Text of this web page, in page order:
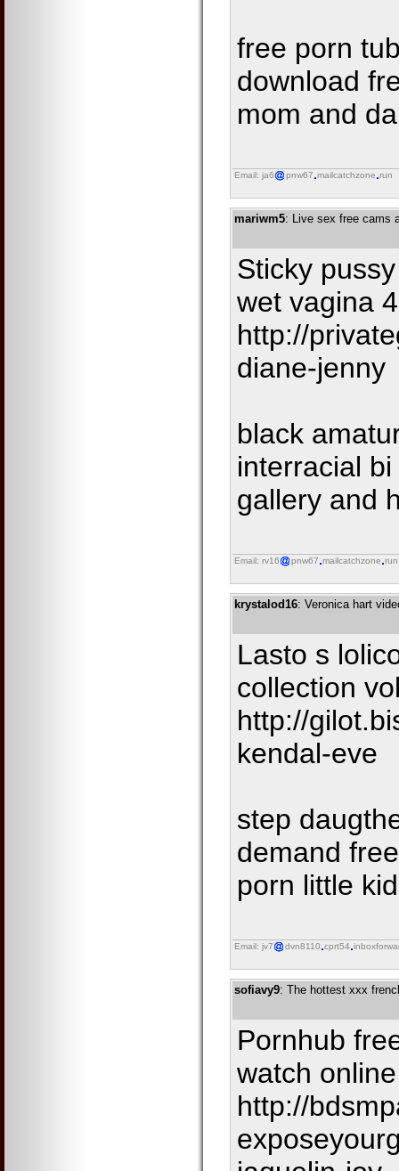
free porn
download
mom and
Email: ja6 pnw67 mailcatchzone run
mariwm5: Live sex free cams
Sticky
wet vagina
http://
diane-jenny
black
interracial
gallery and
Email: rv16 pnw67 mailcatchzone run
krystalod16: Veronica hart
Lasto s
collection
http://
kendal-eve
step
demand
porn little
Email: jv7 dvn8110 cprt54
sofiavy9: The hottest xxx
Pornhub
watch
http://